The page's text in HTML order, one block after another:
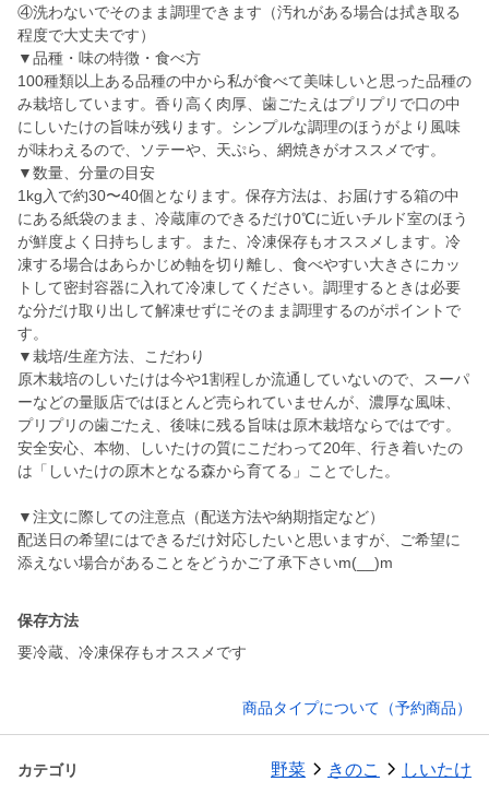
④洗わないでそのまま調理できます（汚れがある場合は拭き取る
程度で大丈夫です）
▼品種・味の特徴・食べ方
100種類以上ある品種の中から私が食べて美味しいと思った品種の
み栽培しています。香り高く肉厚、歯ごたえはプリプリで口の中
にしいたけの旨味が残ります。シンプルな調理のほうがより風味
が味わえるので、ソテーや、天ぷら、網焼きがオススメです。
▼数量、分量の目安
1kg入で約30〜40個となります。保存方法は、お届けする箱の中
にある紙袋のまま、冷蔵庫のできるだけ0℃に近いチルド室のほう
が鮮度よく日持ちします。また、冷凍保存もオススメします。冷
凍する場合はあらかじめ軸を切り離し、食べやすい大きさにカッ
トして密封容器に入れて冷凍してください。調理するときは必要
な分だけ取り出して解凍せずにそのまま調理するのがポイントで
す。
▼栽培/生産方法、こだわり
原木栽培のしいたけは今や1割程しか流通していないので、スーパ
ーなどの量販店ではほとんど売られていませんが、濃厚な風味、
プリプリの歯ごたえ、後味に残る旨味は原木栽培ならではです。
安全安心、本物、しいたけの質にこだわって20年、行き着いたの
は「しいたけの原木となる森から育てる」ことでした。
▼注文に際しての注意点（配送方法や納期指定など）
配送日の希望にはできるだけ対応したいと思いますが、ご希望に
添えない場合があることをどうかご了承下さいm(__)m
保存方法
要冷蔵、冷凍保存もオススメです
商品タイプについて（予約商品）
カテゴリ 野菜 きのこ しいたけ